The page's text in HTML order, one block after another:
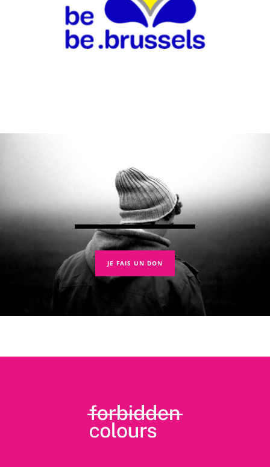
JE FAIS UN DON